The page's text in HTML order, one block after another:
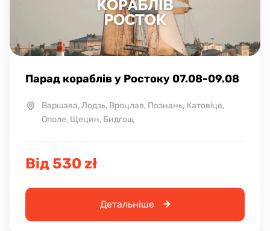
Парад кораблів у Ростоку 07.08-09.08
Варшава, Лодзь, Вроцлав, Познань, Катовіце,
Ополе, Щецин, Бидгощ
Від 530 zł
Детальніше